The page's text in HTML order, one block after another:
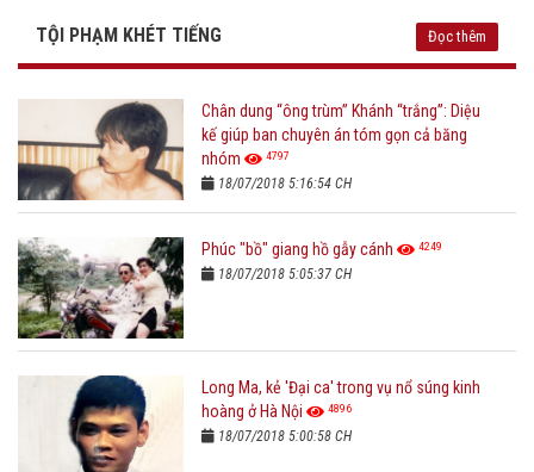
TỘI PHẠM KHÉT TIẾNG Đọc thêm
Chân dung “ông trùm” Khánh “trắng”: Diệu
kế giúp ban chuyên án tóm gọn cả băng
nhóm
4797
18/07/2018 5:16:54 CH
Phúc "bồ" giang hồ gẫy cánh 4249
18/07/2018 5:05:37 CH
Long Ma, kẻ 'Đại ca' trong vụ nổ súng kinh
hoàng ở Hà Nội
4896
18/07/2018 5:00:58 CH